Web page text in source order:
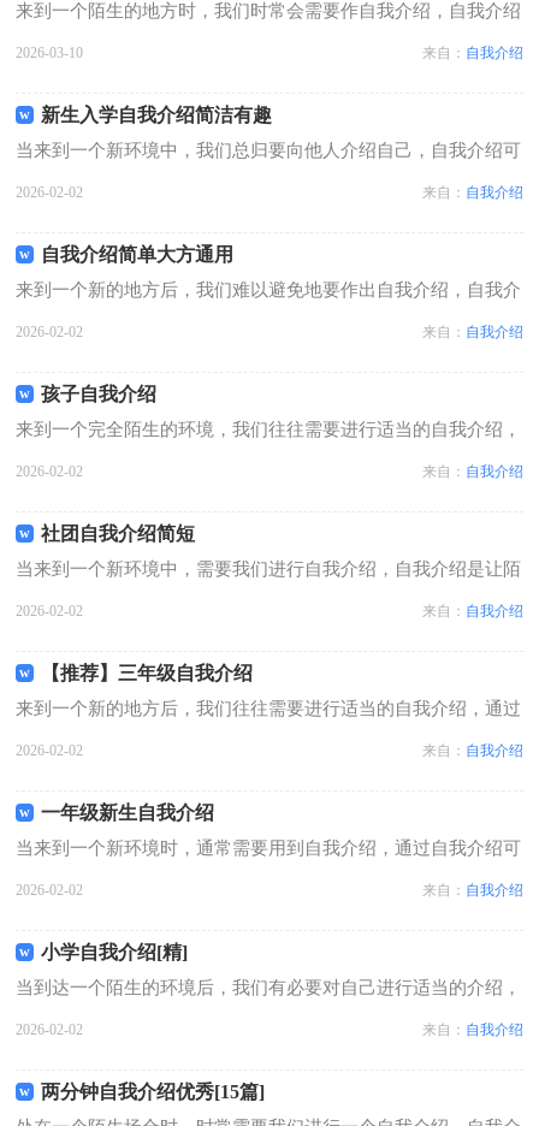
来到一个陌生的地方时，我们时常会需要作自我介绍，自我介绍
2026-03-10 来自： 自我介绍
新生入学自我介绍简洁有趣
当来到一个新环境中，我们总归要向他人介绍自己，自我介绍可
2026-02-02 来自： 自我介绍
自我介绍简单大方通用
来到一个新的地方后，我们难以避免地要作出自我介绍，自我介
2026-02-02 来自： 自我介绍
孩子自我介绍
来到一个完全陌生的环境，我们往往需要进行适当的自我介绍，
2026-02-02 来自： 自我介绍
社团自我介绍简短
当来到一个新环境中，需要我们进行自我介绍，自我介绍是让陌
2026-02-02 来自： 自我介绍
【推荐】三年级自我介绍
来到一个新的地方后，我们往往需要进行适当的自我介绍，通过
2026-02-02 来自： 自我介绍
一年级新生自我介绍
当来到一个新环境时，通常需要用到自我介绍，通过自我介绍可
2026-02-02 来自： 自我介绍
小学自我介绍[精]
当到达一个陌生的环境后，我们有必要对自己进行适当的介绍，
2026-02-02 来自： 自我介绍
两分钟自我介绍优秀[15篇]